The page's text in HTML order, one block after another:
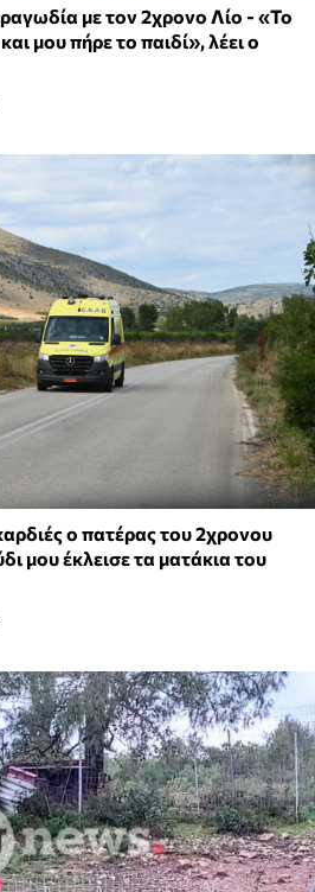
με τον 2χρονο Λίο - «Το
μου πήρε το παιδί», λέει ο
ο πατέρας του 2χρονου
μου έκλεισε τα ματάκια του